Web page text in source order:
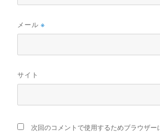
メール※
サイト
次回のコメントで使用するためブラウザー